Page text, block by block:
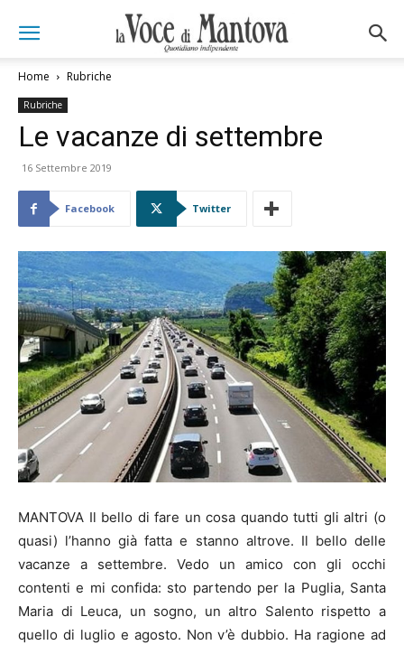
Home Rubriche
Rubriche
Le vacanze di settembre
16 Settembre 2019
Facebook Twitter
MANTOVA Il bello di fare un cosa quando tutti gli altri (o
quasi) l’hanno già fatta e stanno altrove. Il bello delle
vacanze a settembre. Vedo un amico con gli occhi
contenti e mi confida: sto partendo per la Puglia, Santa
Maria di Leuca, un sogno, un altro Salento rispetto a
quello di luglio e agosto. Non v’è dubbio. Ha ragione ad